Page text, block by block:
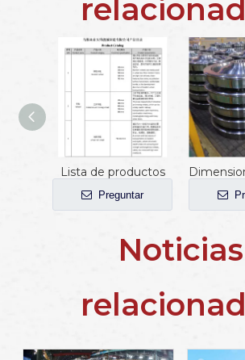
Lista de productos
Preguntar
Noticias